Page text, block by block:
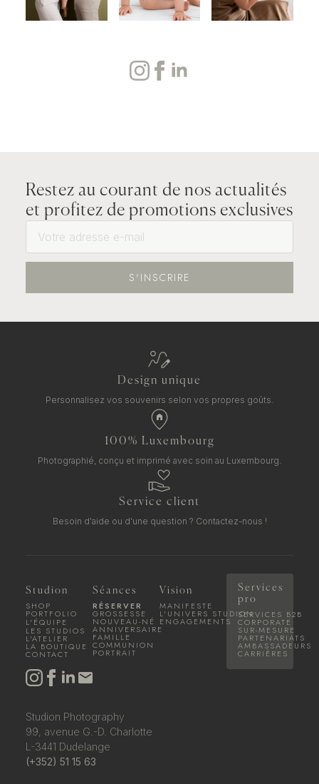
Restez au courant de nos actualités
et profitez de promotions exclusives
S'INSCRIRE
Design unique
Personnalisez vos souvenirs selon vos propres goûts.
100% Luxembourg
Photographié, conçu et imprimé avec soin au Luxembourg.
Service client
Besoin d'aide ou d'une question ? Contactez-nous !
Studion Photography
99, avenue G.-D. Charlotte
L-3441 Dudelange
(+352) 51 15 63
Studion
SHOP
PORTFOLIO
L'ÉQUIPE
LES STUDIOS
L'ATELIER
LA BOUTIQUE
CONTACT
Séances
RÉSERVER
GROSSESSE
NOUVEAU-NÉ
ANNIVERSAIRE
FAMILLE
COMMUNION
PORTRAIT
Vision
MANIFESTE
L'UNIVERS STUDION
ENGAGEMENTS
Services
pro
SERVICES B2B
CORPORATE
SUR-MESURE
PARTENARIATS
AMBASSADEURS
CARRIÈRES